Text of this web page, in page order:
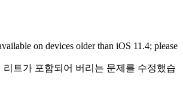
on devices older than iOS 11.4; please
리트가 포함되어 버리는 문제를 수정했습